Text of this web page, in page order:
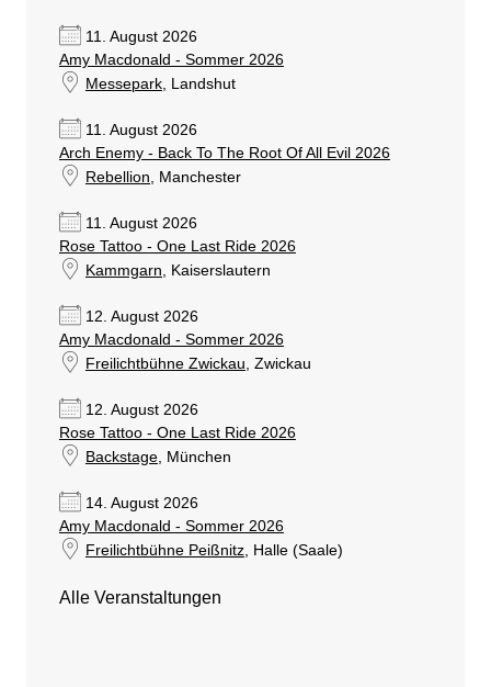
11. August 2026
Amy Macdonald - Sommer 2026
Messepark, Landshut
11. August 2026
Arch Enemy - Back To The Root Of All Evil 2026
Rebellion , Manchester
11. August 2026
Rose Tattoo - One Last Ride 2026
Kammgarn , Kaiserslautern
12. August 2026
Amy Macdonald - Sommer 2026
Freilichtbühne Zwickau , Zwickau
12. August 2026
Rose Tattoo - One Last Ride 2026
Backstage, München
14. August 2026
Amy Macdonald - Sommer 2026
Freilichtbühne Peißnitz, Halle (Saale)
Alle Veranstaltungen